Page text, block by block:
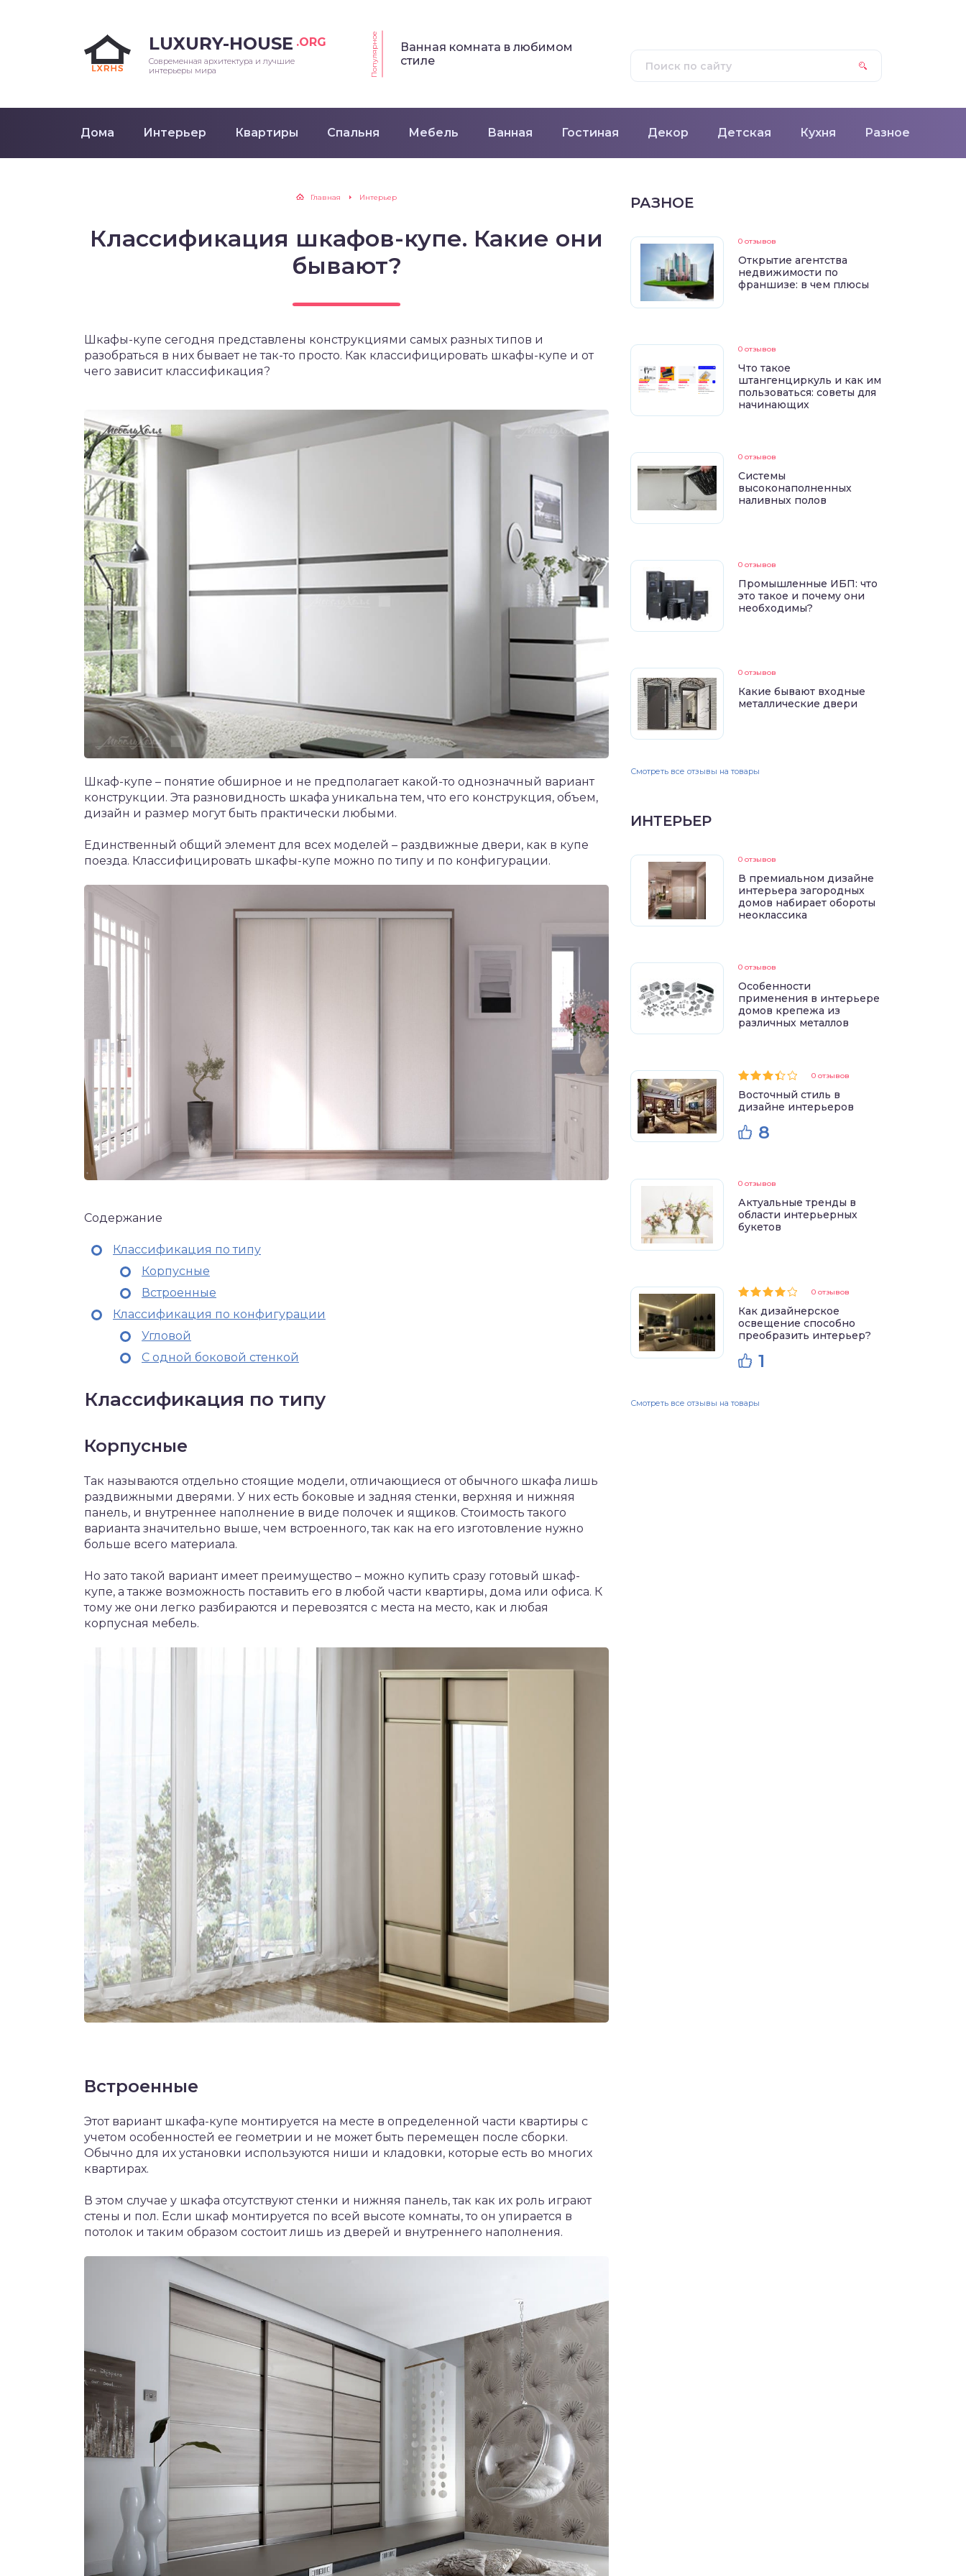
LUXURY-HOUSE .ORG
Современная архитектура и лучшие
интерьеры мира
Популярное
Ванная комната в любимом
стиле
Дома Интерьер Квартиры Спальня Мебель Ванная Гостиная Декор Детская Кухня Разное
Главная Интерьер
Классификация шкафов-купе. Какие они
бывают?
Шкафы-купе сегодня представлены конструкциями самых разных типов и
разобраться в них бывает не так-то просто. Как классифицировать шкафы-купе и от
чего зависит классификация?
Шкаф-купе – понятие обширное и не предполагает какой-то однозначный вариант
конструкции. Эта разновидность шкафа уникальна тем, что его конструкция, объем,
дизайн и размер могут быть практически любыми.
Единственный общий элемент для всех моделей – раздвижные двери, как в купе
поезда. Классифицировать шкафы-купе можно по типу и по конфигурации.
Содержание
Классификация по типу
Корпусные
Встроенные
Классификация по конфигурации
Угловой
С одной боковой стенкой
Классификация по типу
Корпусные
Так называются отдельно стоящие модели, отличающиеся от обычного шкафа лишь
раздвижными дверями. У них есть боковые и задняя стенки, верхняя и нижняя
панель, и внутреннее наполнение в виде полочек и ящиков. Стоимость такого
варианта значительно выше, чем встроенного, так как на его изготовление нужно
больше всего материала.
Но зато такой вариант имеет преимущество – можно купить сразу готовый шкаф-
купе, а также возможность поставить его в любой части квартиры, дома или офиса. К
тому же они легко разбираются и перевозятся с места на место, как и любая
корпусная мебель.
Встроенные
Этот вариант шкафа-купе монтируется на месте в определенной части квартиры с
учетом особенностей ее геометрии и не может быть перемещен после сборки.
Обычно для их установки используются ниши и кладовки, которые есть во многих
квартирах.
В этом случае у шкафа отсутствуют стенки и нижняя панель, так как их роль играют
стены и пол. Если шкаф монтируется по всей высоте комнаты, то он упирается в
потолок и таким образом состоит лишь из дверей и внутреннего наполнения.
РАЗНОЕ
0 отзывов
Открытие агентства
недвижимости по
франшизе: в чем плюсы
0 отзывов
Что такое
штангенциркуль и как им
пользоваться: советы для
начинающих
0 отзывов
Системы
высоконаполненных
наливных полов
0 отзывов
Промышленные ИБП: что
это такое и почему они
необходимы?
0 отзывов
Какие бывают входные
металлические двери
Смотреть все отзывы на товары
ИНТЕРЬЕР
0 отзывов
В премиальном дизайне
интерьера загородных
домов набирает обороты
неоклассика
0 отзывов
Особенности
применения в интерьере
домов крепежа из
различных металлов
0 отзывов
Восточный стиль в
дизайне интерьеров
8
0 отзывов
Актуальные тренды в
области интерьерных
букетов
0 отзывов
Как дизайнерское
освещение способно
преобразить интерьер?
1
Смотреть все отзывы на товары